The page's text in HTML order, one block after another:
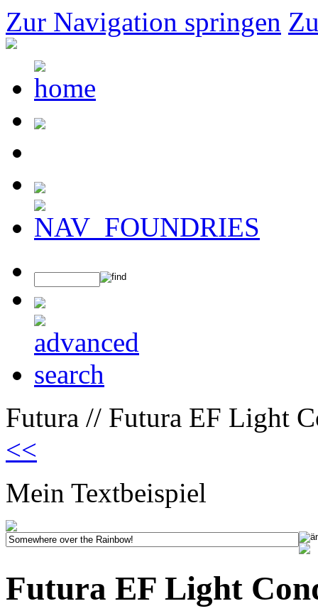
Zur Navigation springen
Futura // Futura EF Light
<<
Mein Textbeispiel
Futura EF Light